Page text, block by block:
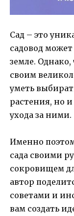
Сад – это
садовод
земле.
своим
уметь
растения, но
ухода за ними.
Именно
сада своими
сокровищем
автор
советами и
вам создать